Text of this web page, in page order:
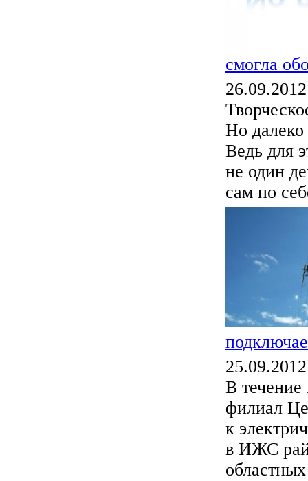
смогла
26.09.2012
Но далеко
Ведь для
не один
сам по
25.09.2012
В течение
филиал
к
в ИЖС